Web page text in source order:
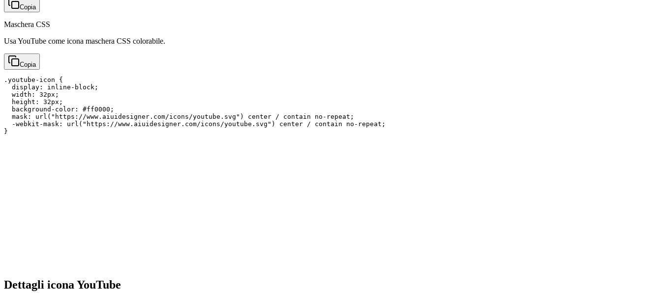
Copia
Maschera CSS
Usa YouTube come icona maschera CSS colorabile.
Copia
.youtube-icon {
  display: inline-block;
  width: 32px;
  height: 32px;
  background-color: #ff0000;
  mask: url("https://www.aiuidesigner.com/icons/youtube.svg") center / contain no-repeat;
  -webkit-mask: url("https://www.aiuidesigner.com/icons/youtube.svg") center / contain no-repeat;
}
Dettagli icona YouTube